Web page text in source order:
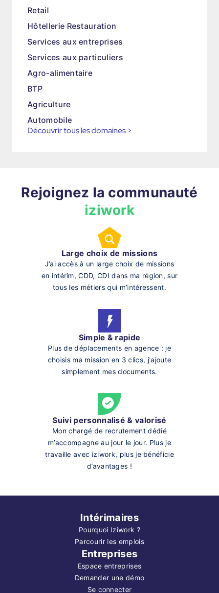
Retail
Hôtellerie Restauration
Services aux entreprises
Services aux particuliers
Agro-alimentaire
BTP
Agriculture
Automobile
Découvrir tous les domaines >
Rejoignez la communauté
iziwork
Large choix de missions
J’ai accès à un large choix de missions
en intérim, CDD, CDI dans ma région, sur
tous les métiers qui m’intéressent.
Simple & rapide
Plus de déplacements en agence : je
choisis ma mission en 3 clics, j'ajoute
simplement mes documents.
Suivi personnalisé & valorisé
Mon chargé de recrutement dédié
m’accompagne au jour le jour. Plus je
travaille avec iziwork, plus je bénéficie
d’avantages !
Intérimaires
Pourquoi Iziwork ?
Parcourir les emplois
Entreprises
Espace entreprises
Demander une démo
Se connecter